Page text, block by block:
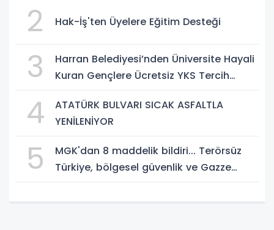
2 Hak-İş'ten Üyelere Eğitim Desteği
3
Harran Belediyesi’nden Üniversite Hayali
Kuran Gençlere Ücretsiz YKS Tercih
4
ATATÜRK BULVARI SICAK ASFALTLA
YENİLENİYOR
5
MGK'dan 8 maddelik bildiri... Terörsüz
Türkiye, bölgesel güvenlik ve Gazze